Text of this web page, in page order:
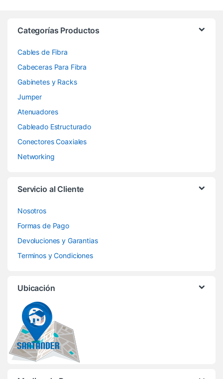
Categorías Productos
Cables de Fibra
Cabeceras Para Fibra
Gabinetes y Racks
Jumper
Atenuadores
Cableado Estructurado
Conectores Coaxiales
Networking
Servicio al Cliente
Nosotros
Formas de Pago
Devoluciones y Garantias
Terminos y Condiciones
Ubicación